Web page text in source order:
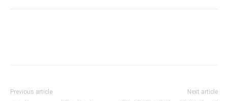
Previous article Next article